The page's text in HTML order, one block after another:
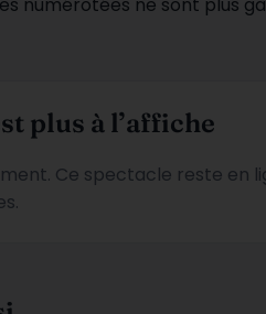
plus à l’affiche
Ce spectacle reste en